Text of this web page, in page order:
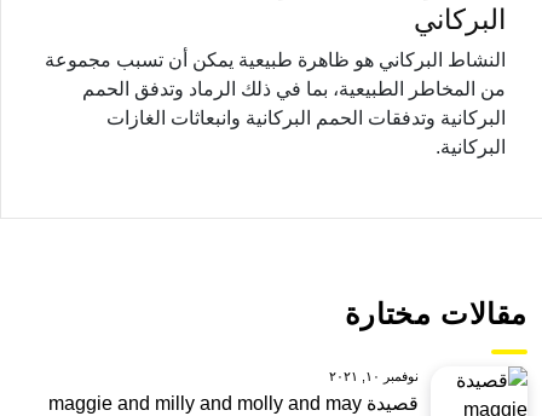
البركاني
النشاط البركاني هو ظاهرة طبيعية يمكن أن تسبب مجموعة
من المخاطر الطبيعية، بما في ذلك الرماد وتدفق الحمم
البركانية وتدفقات الحمم البركانية وانبعاثات الغازات
البركانية.
مقالات مختارة
نوفمبر ١٠, ٢٠٢١
قصيدة maggie and milly and molly and may